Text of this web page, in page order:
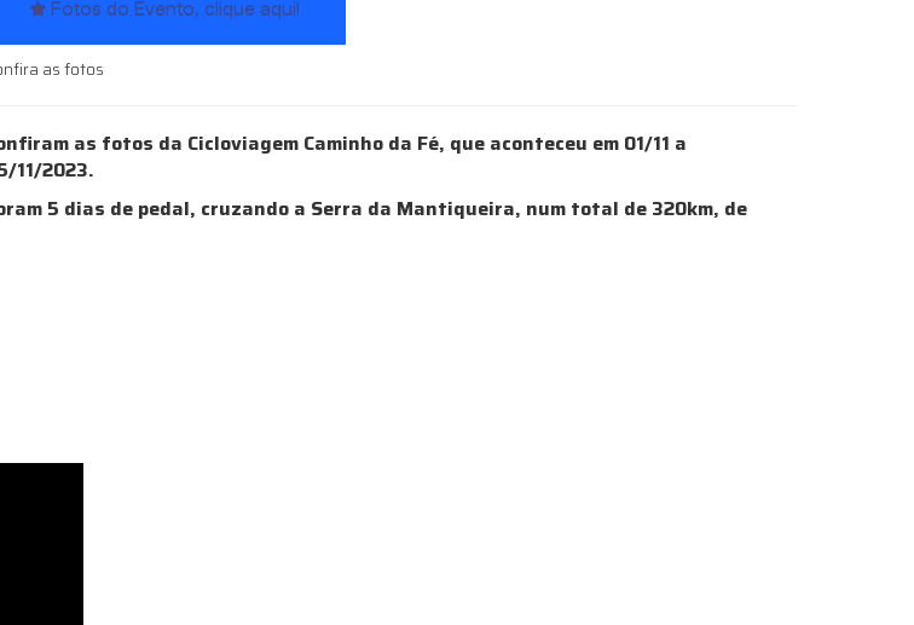
Fotos do Evento, clique aqui!
as fotos
as fotos da Cicloviagem Caminho da Fé, que aconteceu em 01/11 a
11/2023.
5 dias de pedal, cruzando a Serra da Mantiqueira, num total de 320km, de